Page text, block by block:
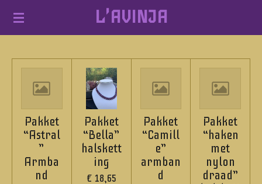
Ga
hoofdinhoud
L'AVINJA
Pakket
“Astral
”
Armba
nd
Pakket
“Bella”
halskett
ing
€ 18,65
Pakket
“Camill
e”
armban
d
Pakket
“haken
met
nylon
draad”